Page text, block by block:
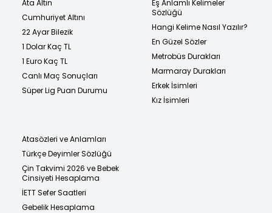
Ata Altın
Cumhuriyet Altını
22 Ayar Bilezik
1 Dolar Kaç TL
1 Euro Kaç TL
Canlı Maç Sonuçları
Süper Lig Puan Durumu
Eş Anlamlı Kelimeler
Sözlüğü
Hangi Kelime Nasıl Yazılır?
En Güzel Sözler
Metrobüs Durakları
Marmaray Durakları
Erkek İsimleri
Kız İsimleri
Atasözleri ve Anlamları
Türkçe Deyimler Sözlüğü
Çin Takvimi 2026 ve Bebek
Cinsiyeti Hesaplama
İETT Sefer Saatleri
Gebelik Hesaplama